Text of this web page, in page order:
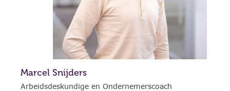
Marcel Snijders
Arbeidsdeskundige en Ondernemerscoach